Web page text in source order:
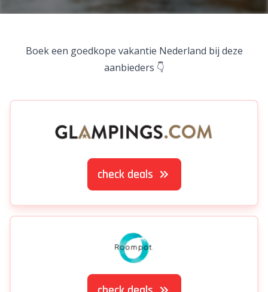
Boek een goedkope vakantie Nederland bij deze
aanbieders 👇
check deals